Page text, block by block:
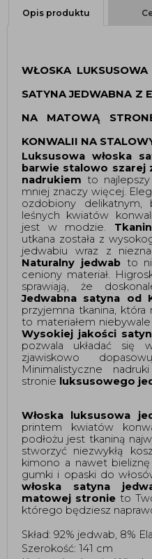
Opis produktu
WŁOSKA
SATYNA JEDWABNA Z
NA MATOWĄ
KONWALII NA
Luksusowa włoska
barwie stalowo szarej
nadrukiem to
mniej znaczy więcej.
ozdobiony delikatnym,
leśnych kwiatów
jest w modzie.
utkana została z
Naturalny jedwab to
ceniony materiał.
Jedwabna satyna od
przyjemna tkanina, która
Wysokiej jakości
pozwala układać się
zjawiskowo
Minimalistyczne
stronie luksusowego
Włoska luksusowa
printem kwiatów
podłożu jest tkaniną
stworzyć niezwykłą
kimono a nawet
gumki i opaski do
włoska satyna
matowej stronie to
którego będziesz
Skład: 92% jedwab, 8%
Szerokość: 141 cm